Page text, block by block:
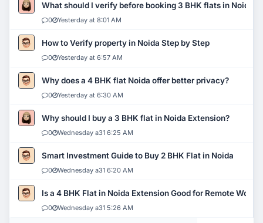
What should I verify before booking 3 BHK flats in Noida?
0 Yesterday at 8:01 AM
How to Verify property in Noida Step by Step
0 Yesterday at 6:57 AM
Why does a 4 BHK flat Noida offer better privacy?
0 Yesterday at 6:30 AM
Why should I buy a 3 BHK flat in Noida Extension?
0 Wednesday a31 6:25 AM
Smart Investment Guide to Buy 2 BHK Flat in Noida
0 Wednesday a31 6:20 AM
Is a 4 BHK Flat in Noida Extension Good for Remote Work?
0 Wednesday a31 5:26 AM